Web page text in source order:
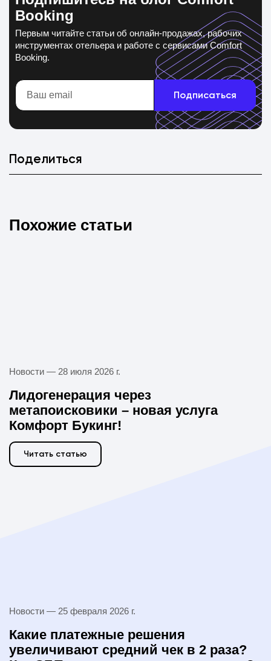
Booking
Первым читайте статьи об онлайн-продажах, рабочих
инструментах отельера и работе с сервисами Comfort
Booking.
Подписатьcя
Поделиться
Похожие статьи
Новости — 28 июля 2026 г.
Лидогенерация через
метапоисковики – новая услуга
Комфорт Букинг!
Читать статью
Новости — 25 февраля 2026 г.
Какие платежные решения
увеличивают средний чек в 2 раза?